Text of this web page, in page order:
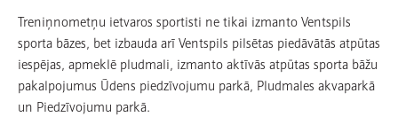
Treniņnometņu ietvaros sportisti ne tikai izmanto Ventspils
sporta bāzes, bet izbauda arī Ventspils pilsētas piedāvātās atpūtas
iespējas, apmeklē pludmali, izmanto aktīvās atpūtas sporta bāžu
pakalpojumus Ūdens piedzīvojumu parkā, Pludmales akvaparkā
un Piedzīvojumu parkā.